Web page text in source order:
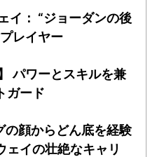
イ： “ジョーダンの後
レイヤー
パワーとスキルを兼
ガード
顔からどん底を経験
ェイの壮絶なキャリ